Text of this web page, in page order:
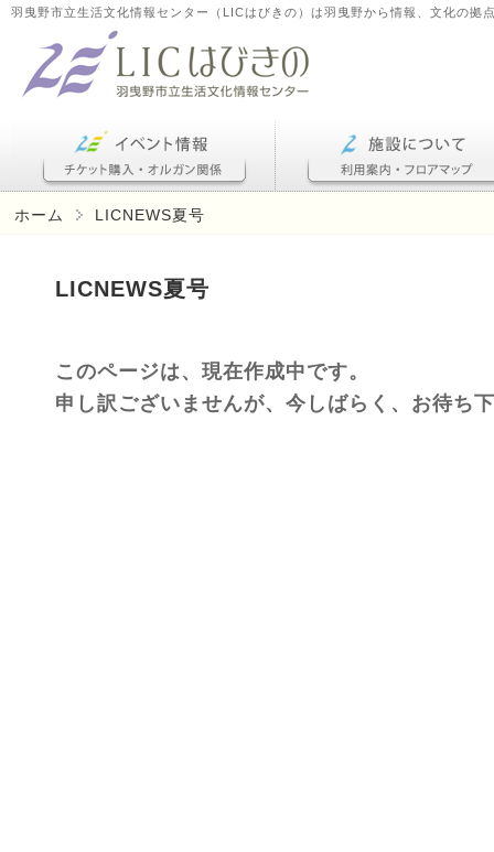
羽曳野市立生活文化情報センター（LICはびきの）は羽曳野から情報、文化の拠
ホーム LICNEWS夏号
LICNEWS夏号
このページは、現在作成中です。
申し訳ございませんが、今しばらく、お待ち